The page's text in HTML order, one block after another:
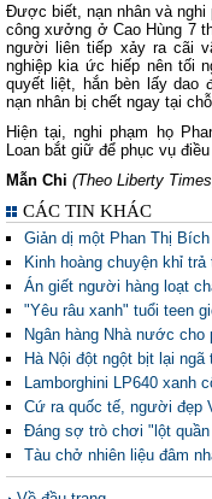
Được biết, nạn nhân và nghi
công xưởng ở Cao Hùng 7
người liên tiếp xảy ra cãi
nghiệp kia ức hiếp nên tối
quyết liệt, hắn bèn lấy dao
nạn nhân bị chết ngay tại
Hiện tại, nghi phạm họ
Loan bắt giữ để phục vụ
Mẫn Chi (Theo Liberty
CÁC TIN KHÁC
Giản dị một Phan Thị
Kinh hoàng chuyện khỉ
Án giết người hàng loạt
"Yêu râu xanh" tuổi teen
Ngân hàng Nhà nước cho
Hà Nội đột ngột bịt lại ngã
Lamborghini LP640 xanh
Cứ ra quốc tế, người đẹp
Đáng sợ trò chơi "lột
Tàu chở nhiên liệu đâm